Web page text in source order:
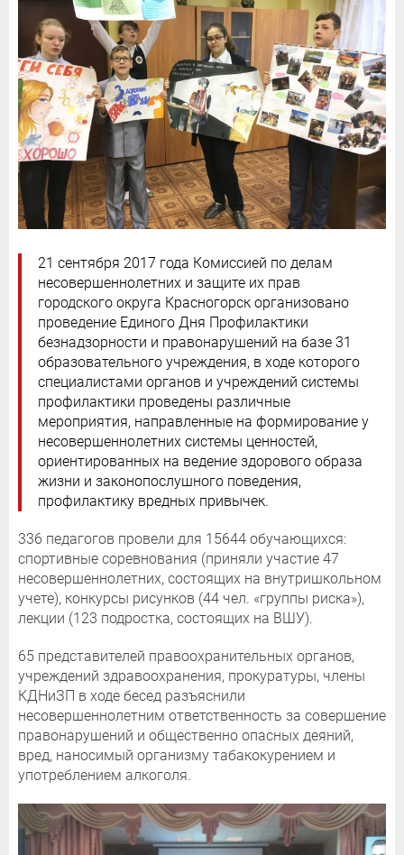
21 сентября 2017 года Комиссией по делам
несовершеннолетних и защите их прав
городского округа Красногорск организовано
проведение Единого Дня Профилактики
безнадзорности и правонарушений на базе 31
образовательного учреждения, в ходе которого
специалистами органов и учреждений системы
профилактики проведены различные
мероприятия, направленные на формирование у
несовершеннолетних системы ценностей,
ориентированных на ведение здорового образа
жизни и законопослушного поведения,
профилактику вредных привычек.
336 педагогов провели для 15644 обучающихся:
спортивные соревнования (приняли участие 47
несовершеннолетних, состоящих на внутришкольном
учете), конкурсы рисунков (44 чел. «группы риска»),
лекции (123 подростка, состоящих на ВШУ).
65 представителей правоохранительных органов,
учреждений здравоохранения, прокуратуры, члены
КДНиЗП в ходе бесед разъяснили
несовершеннолетним ответственность за совершение
правонарушений и общественно опасных деяний,
вред, наносимый организму табакокурением и
употреблением алкоголя.